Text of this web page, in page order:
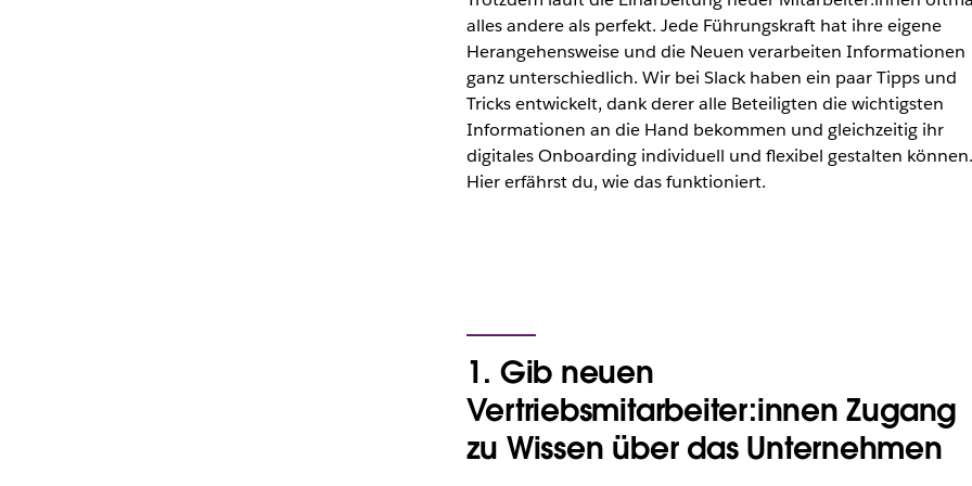
alles andere als perfekt. Jede Führungskraft hat ihre eigene
Herangehensweise und die Neuen verarbeiten Informationen
ganz unterschiedlich. Wir bei Slack haben ein paar Tipps und
Tricks entwickelt, dank derer alle Beteiligten die wichtigsten
Informationen an die Hand bekommen und gleichzeitig ihr
digitales Onboarding individuell und flexibel gestalten können.
Hier erfährst du, wie das funktioniert.
1. Gib neuen
Vertriebsmitarbeiter:innen Zugang
zu Wissen über das Unternehmen